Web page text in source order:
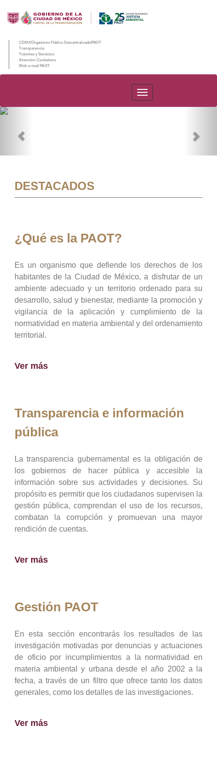
CDMX/Organismo Público Descentralizado/PAOT
Transparencia
Trámites y Servicios
Atención Ciudadana
Web e-mail PAOT
PAOT
DESTACADOS
¿Qué es la PAOT?
Es un organismo que defiende los derechos de los
habitantes de la Ciudad de México, a disfrutar de un
ambiente adecuado y un territorio ordenado para su
desarrollo, salud y bienestar, mediante la promoción y
vigilancia de la aplicación y cumplimiento de la
normatividad en materia ambiental y del ordenamiento
territorial.
Ver más
Transparencia e información
pública
La transparencia gubernamental es la obligación de
los gobiernos de hacer pública y accesible la
información sobre sus actividades y decisiones. Su
propósito es permitir que los ciudadanos supervisen la
gestión pública, comprendan el uso de los recursos,
combatan la corrupción y promuevan una mayor
rendición de cuentas.
Ver más
Gestión PAOT
En esta sección encontrarás los resultados de las
investigación motivadas por denuncias y actuaciones
de oficio por incumplimientos a la normatividad en
materia ambiental y urbana desde el año 2002 a la
fecha, a través de un filtro que ofrece tanto los datos
generales, como los detalles de las investigaciones.
Ver más